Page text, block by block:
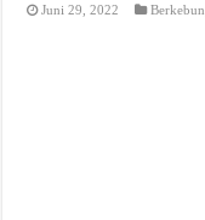
Juni 29, 2022 Berkebun